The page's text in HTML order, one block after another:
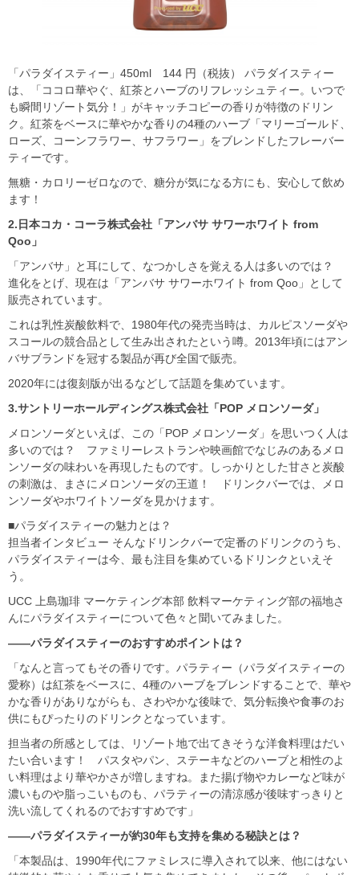
「パラダイスティー」450ml 144 円（税抜） パラダイスティー
は、「ココロ華やぐ、紅茶とハーブのリフレッシュティー。いつで
も瞬間リゾート気分！」がキャッチコピーの香りが特徴のドリン
ク。紅茶をベースに華やかな香りの4種のハーブ「マリーゴールド、
ローズ、コーンフラワー、サフラワー」をブレンドしたフレーバー
ティーです。
無糖・カロリーゼロなので、糖分が気になる方にも、安心して飲め
ます！
2.日本コカ・コーラ株式会社「アンバサ サワーホワイト from
Qoo」
「アンバサ」と耳にして、なつかしさを覚える人は多いのでは？
進化をとげ、現在は「アンバサ サワーホワイト from Qoo」として
販売されています。
これは乳性炭酸飲料で、1980年代の発売当時は、カルピスソーダや
スコールの競合品として生み出されたという噂。2013年頃にはアン
バサブランドを冠する製品が再び全国で販売。
2020年には復刻版が出るなどして話題を集めています。
3.サントリーホールディングス株式会社「POP メロンソーダ」
メロンソーダといえば、この「POP メロンソーダ」を思いつく人は
多いのでは？ ファミリーレストランや映画館でなじみのあるメロ
ンソーダの味わいを再現したものです。しっかりとした甘さと炭酸
の刺激は、まさにメロンソーダの王道！ ドリンクバーでは、メロ
ンソーダやホワイトソーダを見かけます。
■パラダイスティーの魅力とは？
担当者インタビュー そんなドリンクバーで定番のドリンクのうち、
パラダイスティーは今、最も注目を集めているドリンクといえそ
う。
UCC 上島珈琲 マーケティング本部 飲料マーケティング部の福地さ
んにパラダイスティーについて色々と聞いてみました。
――パラダイスティーのおすすめポイントは？
「なんと言ってもその香りです。パラティー（パラダイスティーの
愛称）は紅茶をベースに、4種のハーブをブレンドすることで、華や
かな香りがありながらも、さわやかな後味で、気分転換や食事のお
供にもぴったりのドリンクとなっています。
担当者の所感としては、リゾート地で出てきそうな洋食料理はだい
たい合います！ パスタやパン、ステーキなどのハーブと相性のよ
い料理はより華やかさが増しますね。また揚げ物やカレーなど味が
濃いものや脂っこいものも、パラティーの清涼感が後味すっきりと
洗い流してくれるのでおすすめです」
――パラダイスティーが約30年も支持を集める秘訣とは？
「本製品は、1990年代にファミレスに導入されて以来、他にはない